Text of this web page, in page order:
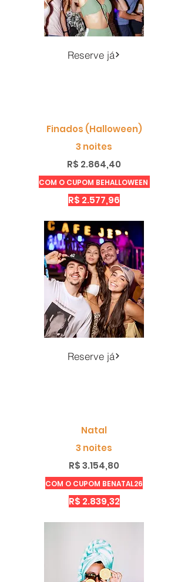
Reserve já
Finados (Halloween)
3 noites
R$ 2.864,40
COM O CUPOM BEHALLOWEEN
R$ 2.577,96
Reserve já
Natal
3 noites
R$ 3.154,80
COM O CUPOM BENATAL26
R$ 2.839,32